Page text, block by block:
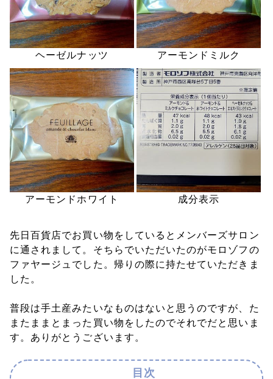
ヘーゼルナッツ アーモンドミルク
アーモンドホワイト 成分表示
先日百貨店でお買い物をしているとメンバーズサロン
に通されまして。そちらでいただいたのがモロゾフの
ファヤージュでした。帰りの際に持たせていただきま
した。
普段は手土産みたいなものはないと思うのですが、た
またままとまった買い物をしたのでそれでだと思いま
す。ありがとうございます。